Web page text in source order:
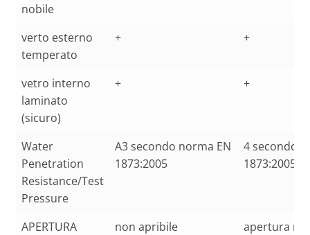
nobile
verto esterno
temperato
+ +
vetro interno
laminato
(sicuro)
+ +
Water
Penetration
Resistance/Test
Pressure
A3 secondo norma EN
1873:2005
4 secondo
1873:2005
APERTURA non apribile apertura